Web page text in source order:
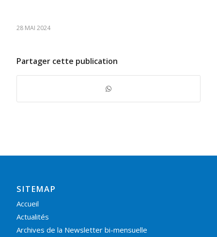
28 MAI 2024
Partager cette publication
SITEMAP
Accueil
Actualités
Archives de la Newsletter bi-mensuelle